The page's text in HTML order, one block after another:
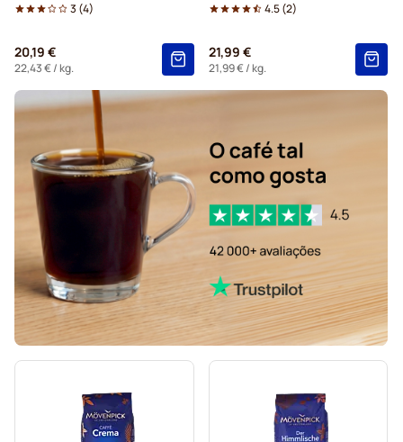
3 (4)
20,19 €
22,43 €/ kg.
4.5(2)
21,99 €
21,99 €/ kg.